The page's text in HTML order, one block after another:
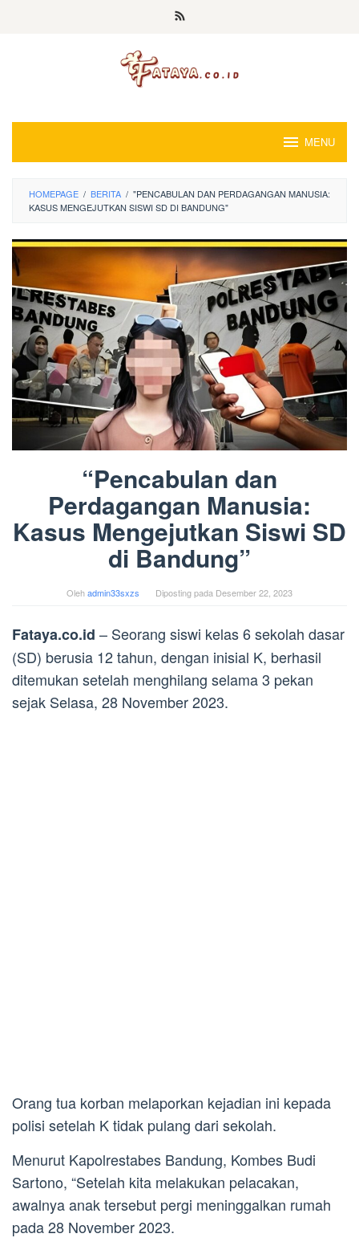
MENU
HOMEPAGE / BERITA / "PENCABULAN DAN PERDAGANGAN MANUSIA:
KASUS MENGEJUTKAN SISWI SD DI BANDUNG"
“Pencabulan dan
Perdagangan Manusia:
Kasus Mengejutkan Siswi SD
di Bandung”
Olehadmin33sxzs Diposting pada Desember 22, 2023
Fataya.co.id – Seorang siswi kelas 6 sekolah dasar
(SD) berusia 12 tahun, dengan inisial K, berhasil
ditemukan setelah menghilang selama 3 pekan
sejak Selasa, 28 November 2023.
Orang tua korban melaporkan kejadian ini kepada
polisi setelah K tidak pulang dari sekolah.
Menurut Kapolrestabes Bandung, Kombes Budi
Sartono, “Setelah kita melakukan pelacakan,
awalnya anak tersebut pergi meninggalkan rumah
pada 28 November 2023.